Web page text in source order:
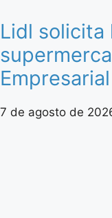
Lidl solicita
7 de agosto de